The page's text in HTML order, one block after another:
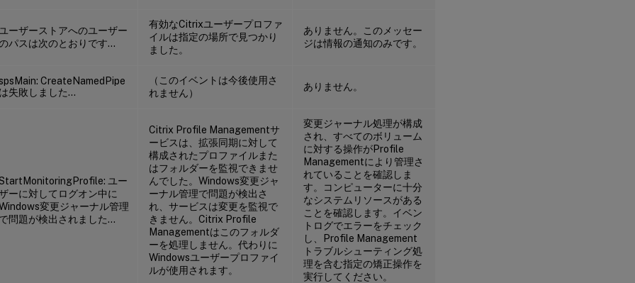
ユーザーストアへのユーザー
パスは次のとおりです…
有効なCitrixユーザープロファ
イルは指定の場所で見つかり
ました。
ありません。このメッセー
ジは情報の通知のみです。
CreateNamedPipe
は失敗しました…
（このイベントは今後使用さ
れません）
ありません。
ユー
ーに対してログオン中に
変更ジャーナル管理
で問題が検出されました…
Citrix Profile Managementサ
ービスは、拡張同期に対して
構成されたプロファイルまた
はフォルダーを監視できませ
んでした。Windows変更ジャ
ーナル管理で問題が検出さ
れ、サービスは変更を監視で
きません。Citrix Profile
Managementはこのフォルダ
ーを処理しません。代わりに
Windowsユーザープロファイ
ルが使用されます。
変更ジャーナル処理が構成
され、すべてのボリューム
に対する操作がProfile
Managementにより管理さ
れていることを確認しま
す。コンピューターに十分
なシステムリソースがある
ことを確認します。イベン
トログでエラーをチェック
し、Profile Management
トラブルシューティング処
理を含む指定の矯正操作を
実行してください。